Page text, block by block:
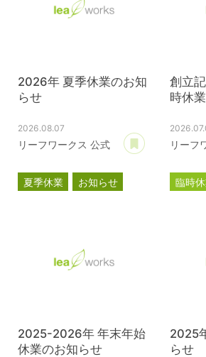
2026年 夏季休業のお知
らせ
2026.08.07
リーフワークス 公式
あとで読む
夏季休業 お知らせ
創立
時休
リーフ
臨時
2025-2026年 年末年始
休業のお知らせ
2025
らせ